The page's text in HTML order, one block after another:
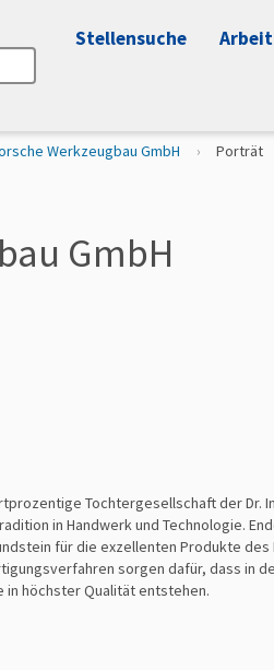
Stellensuche
Werkzeugbau GmbH Porträt
GmbH
Tochtergesellschaft der Dr.
in Handwerk und Technologie.
für die exzellenten Produkte
sorgen dafür, dass in
in höchster Qualität entstehen.